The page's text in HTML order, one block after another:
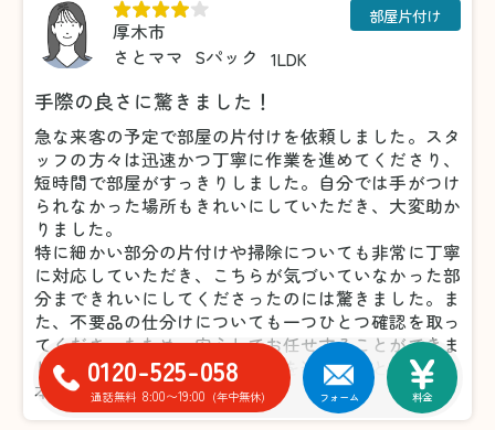
厚木市
さとママ Sパック 1LDK
部屋片付け
手際の良さに驚きました！
急な来客の予定で部屋の片付けを依頼しました。スタ
ッフの方々は迅速かつ丁寧に作業を進めてくださり、
短時間で部屋がすっきりしました。自分では手がつけ
られなかった場所もきれいにしていただき、大変助か
りました。
特に細かい部分の片付けや掃除についても非常に丁寧
に対応していただき、こちらが気づいていなかった部
分まできれいにしてくださったのには驚きました。ま
た、不要品の仕分けについても一つひとつ確認を取っ
てくださったため、安心してお任せすることができま
した。おかげで気持ちよく来客を迎えることができ、
本当に感謝しています。
0120-525-058
通話無料 8:00〜19:00 (年中無休) フォーム 料金